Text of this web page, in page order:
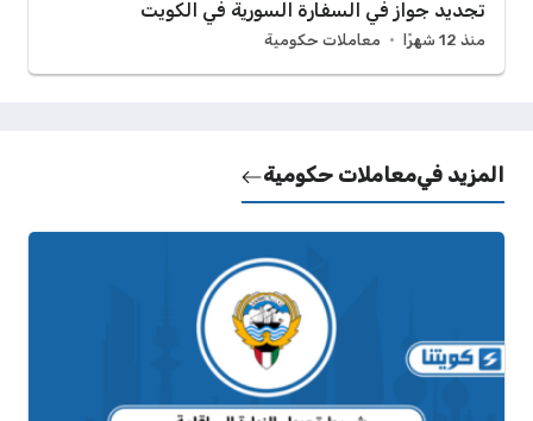
تجديد جواز في السفارة السورية في الكويت
منذ 12 شهرًا معاملات حكومية
المزيد فيمعاملات حكومية